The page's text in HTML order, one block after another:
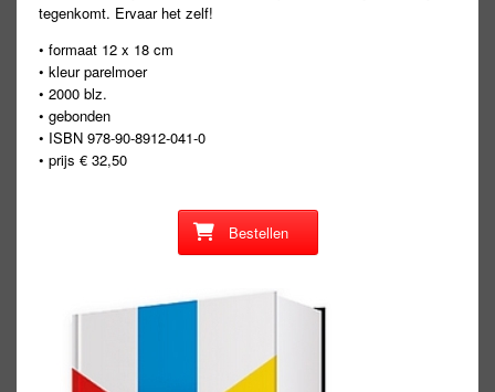
tegenkomt. Ervaar het zelf!
• formaat 12 x 18 cm
• kleur parelmoer
• 2000 blz.
• gebonden
• ISBN 978-90-8912-041-0
• prijs € 32,50
Bestellen